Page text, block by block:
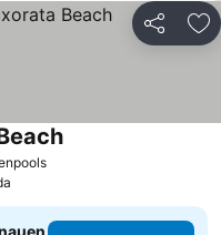
Teilen